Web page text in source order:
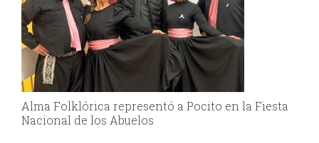
Alma Folklórica representó a Pocito en la Fiesta
Nacional de los Abuelos